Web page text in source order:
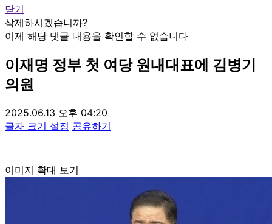
닫기
삭제하시겠습니까?
이제 해당 댓글 내용을 확인할 수 없습니다
이재명 정부 첫 여당 원내대표에 김병기
의원
2025.06.13 오후 04:20
글자 크기 설정 공유하기
이미지 확대 보기